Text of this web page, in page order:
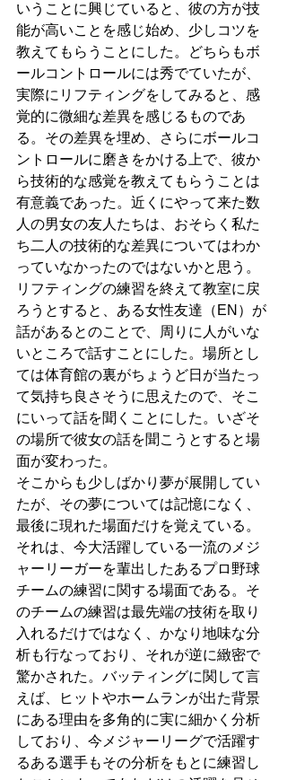
いうことに興じていると、彼の方が技
能が高いことを感じ始め、少しコツを
教えてもらうことにした。どちらもボ
ールコントロールには秀でていたが、
実際にリフティングをしてみると、感
覚的に微細な差異を感じるものであ
る。その差異を埋め、さらにボールコ
ントロールに磨きをかける上で、彼か
ら技術的な感覚を教えてもらうことは
有意義であった。近くにやって来た数
人の男女の友人たちは、おそらく私た
ち二人の技術的な差異についてはわか
っていなかったのではないかと思う。
リフティングの練習を終えて教室に戻
ろうとすると、ある女性友達（EN）が
話があるとのことで、周りに人がいな
いところで話すことにした。場所とし
ては体育館の裏がちょうど日が当たっ
て気持ち良さそうに思えたので、そこ
にいって話を聞くことにした。いざそ
の場所で彼女の話を聞こうとすると場
面が変わった。
そこからも少しばかり夢が展開してい
たが、その夢については記憶になく、
最後に現れた場面だけを覚えている。
それは、今大活躍している一流のメジ
ャーリーガーを輩出したあるプロ野球
チームの練習に関する場面である。そ
のチームの練習は最先端の技術を取り
入れるだけではなく、かなり地味な分
析も行なっており、それが逆に緻密で
驚かされた。バッティングに関して言
えば、ヒットやホームランが出た背景
にある理由を多角的に実に細かく分析
しており、今メジャーリーグで活躍す
るある選手もその分析をもとに練習し